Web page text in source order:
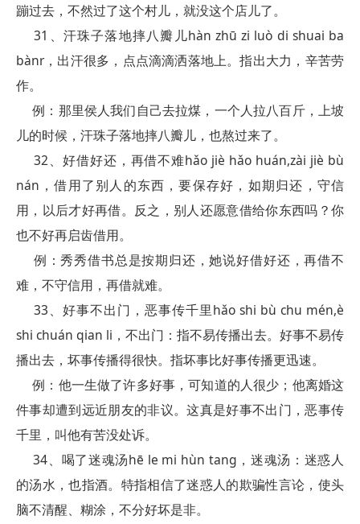
蹦过去，不然过了这个村儿，就没这个店儿了。
31、汗珠子落地摔八瓣儿hàn zhū zi luò di shuai ba
bànr，出汗很多，点点滴滴洒落地上。指出大力，辛苦劳
作。
例：那里侯人我们自己去拉煤，一个人拉八百斤，上坡
儿的时候，汗珠子落地摔八瓣儿，也熬过来了。
32、好借好还，再借不难hǎo jiè hǎo huán,zài jiè bù
nán，借用了别人的东西，要保存好，如期归还，守信
用，以后才好再借。反之，别人还愿意借给你东西吗？你
也不好再启齿借用。
例：秀秀借书总是按期归还，她说好借好还，再借不
难，不守信用，再借就难。
33、好事不出门，恶事传千里hǎo shi bù chu mén,è
shi chuán qian li，不出门：指不易传播出去。好事不易传
播出去，坏事传播得很快。指坏事比好事传播更迅速。
例：他一生做了许多好事，可知道的人很少；他离婚这
件事却遭到远近朋友的非议。这真是好事不出门，恶事传
千里，叫他有苦没处诉。
34、喝了迷魂汤hē le mi hùn tang，迷魂汤：迷惑人
的汤水，也指酒。特指相信了迷惑人的欺骗性言论，使头
脑不清醒、糊涂，不分好坏是非。